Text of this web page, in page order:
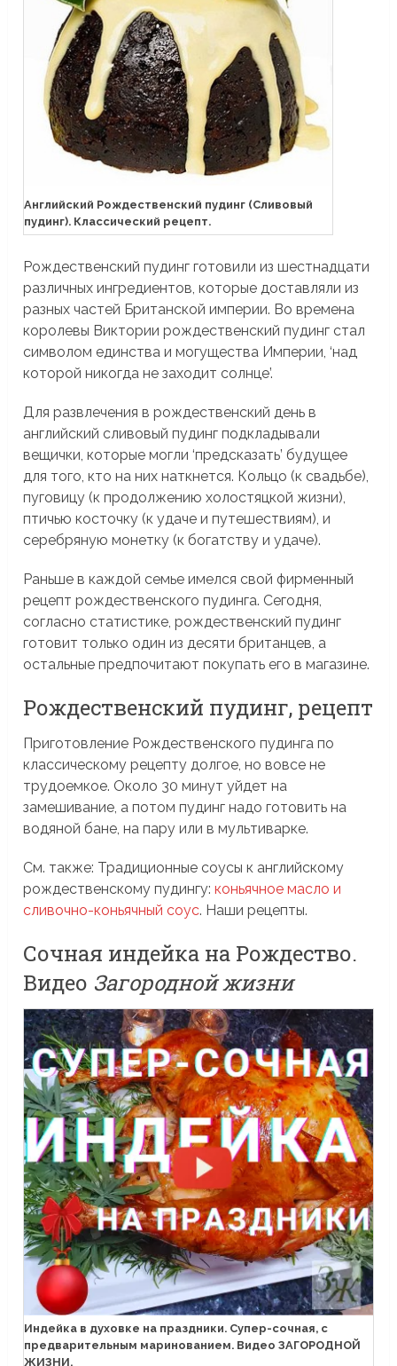
Английский Рождественский пудинг (Сливовый
пудинг). Классический рецепт.
Рождественский пудинг готовили из шестнадцати
различных ингредиентов, которые доставляли из
разных частей Британской империи. Во времена
королевы Виктории рождественский пудинг стал
символом единства и могущества Империи, ‘над
которой никогда не заходит солнце’.
Для развлечения в рождественский день в
английский сливовый пудинг подкладывали
вещички, которые могли ‘предсказать’ будущее
для того, кто на них наткнется. Кольцо (к свадьбе),
пуговицу (к продолжению холостяцкой жизни),
птичью косточку (к удаче и путешествиям), и
серебряную монетку (к богатству и удаче).
Раньше в каждой семье имелся свой фирменный
рецепт рождественского пудинга. Сегодня,
согласно статистике, рождественский пудинг
готовит только один из десяти британцев, а
остальные предпочитают покупать его в магазине.
Рождественский пудинг, рецепт
Приготовление Рождественского пудинга по
классическому рецепту долгое, но вовсе не
трудоемкое. Около 30 минут уйдет на
замешивание, а потом пудинг надо готовить на
водяной бане, на пару или в мультиварке.
См. также: Традиционные соусы к английскому
рождественскому пудингу:коньячное масло и
сливочно-коньячный соус. Наши рецепты.
Сочная индейка на Рождество.
Видео Загородной жизни
Индейка в духовке на праздники. Супер-сочная, с
предварительным маринованием. Видео ЗАГОРОДНОЙ
ЖИЗНИ.